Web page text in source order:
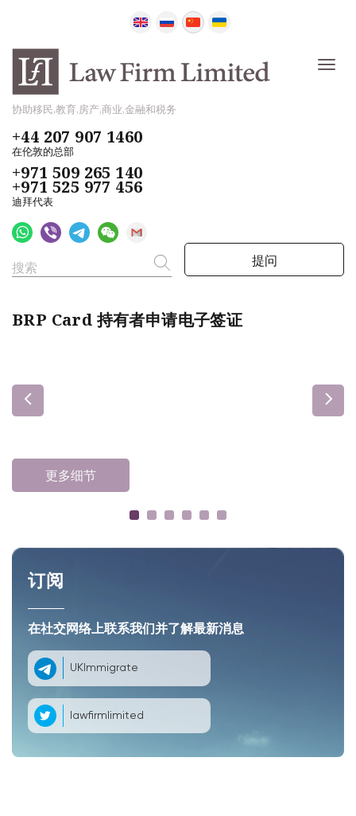
协助移民,教育,房产,商业,金融和税务
+44 207 907 1460
在伦敦的总部
+971 509 265 140
+971 525 977 456
迪拜代表
提问
BRP Card 持有者申请电子签证
更多细节
订阅
在社交网络上联系我们并了解最新消息
UKImmigrate
lawfirmlimited